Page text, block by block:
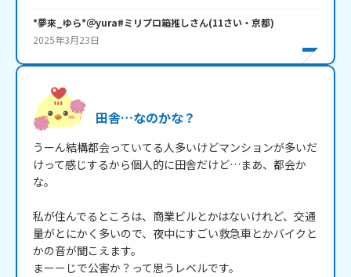
*夢來_ゆら*＠yura#ミリプロ箱推しさん(11さい・ 京都)
2025年3月23日
田舎…なのかな？
うーん結構都会っていてる人多いけどマンションが多いだ
けって感じするから個人的に田舎だけど…まあ、都会か
な。
私が住んでるところは、商業ビルとかはないけれど、交通
量がとにかく多いので、夜中にすごい救急車とかバイクと
かの音が聞こえます。
まーーじで公害か？って思うレベルです。